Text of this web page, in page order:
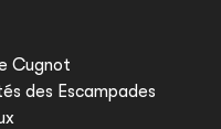
Cugnot
des Escampades